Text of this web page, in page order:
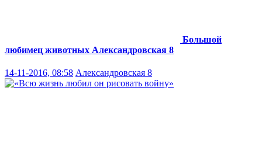
Большой
любимец животных Александровская 8
14-11-2016, 08:58 Александровская 8